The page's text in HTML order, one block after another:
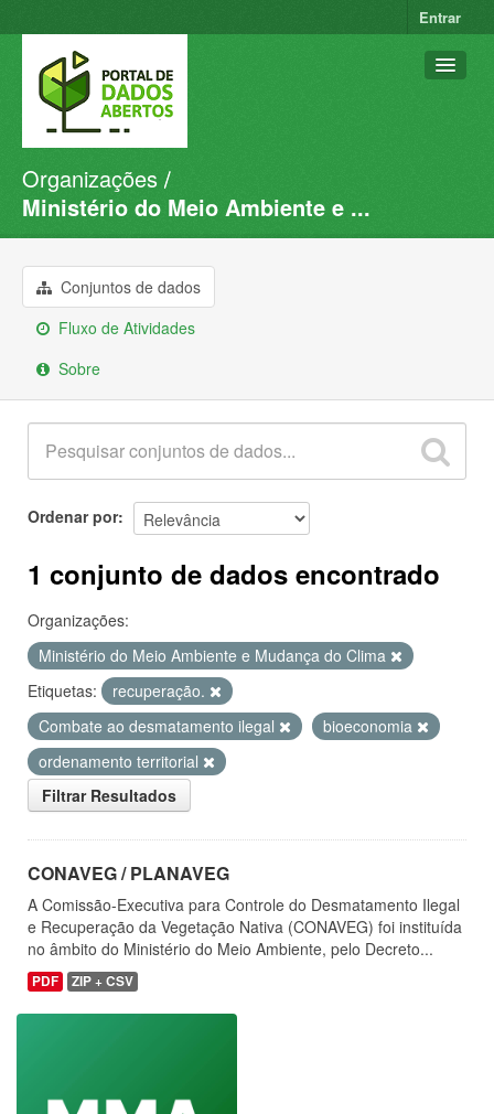
Entrar
Conjuntos de dados
Organizações
Sobre
Organizações
Ministério do Meio Ambiente e ...
Conjuntos de dados
Fluxo de Atividades
Sobre
Ordenar por
1 conjunto de dados encontrado
Organizações:
Ministério do Meio Ambiente e Mudança do Clima
Etiquetas:
recuperação.
Combate ao desmatamento ilegal
bioeconomia
ordenamento territorial
Filtrar Resultados
CONAVEG / PLANAVEG
A Comissão-Executiva para Controle do Desmatamento Ilegal
e Recuperação da Vegetação Nativa (CONAVEG) foi instituída
no âmbito do Ministério do Meio Ambiente, pelo Decreto...
PDF ZIP + CSV